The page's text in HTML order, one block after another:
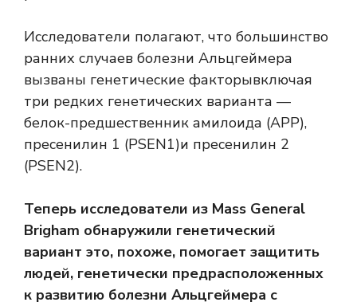
Исследователи полагают, что большинство
ранних случаев болезни Альцгеймера
вызваны генетические факторывключая
три редких генетических варианта —
белок-предшественник амилоида (APP),
пресенилин 1 (PSEN1)и пресенилин 2
(PSEN2).
Теперь исследователи из Mass General
Brigham обнаружили генетический
вариант это, похоже, помогает защитить
людей, генетически предрасположенных
к развитию болезни Альцгеймера с